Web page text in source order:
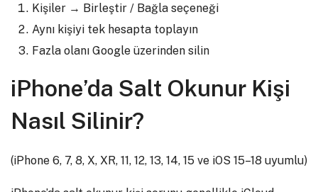
Kişiler → Birleştir / Bağla seçeneği
Aynı kişiyi tek hesapta toplayın
Fazla olanı Google üzerinden silin
iPhone’da Salt Okunur Kişi
Nasıl Silinir?
(iPhone 6, 7, 8, X, XR, 11, 12, 13, 14, 15 ve iOS 15–18 uyumlu)